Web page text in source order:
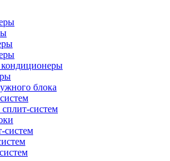
блока
систем
систем